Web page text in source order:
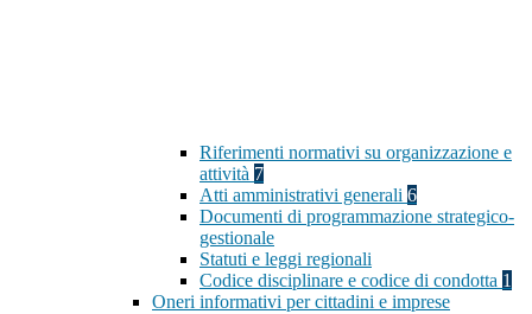
Riferimenti normativi su organizzazione e
attività 7
Atti amministrativi generali 6
Documenti di programmazione strategico-
gestionale
Statuti e leggi regionali
Codice disciplinare e codice di condotta 1
Oneri informativi per cittadini e imprese